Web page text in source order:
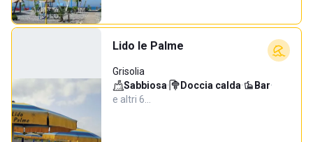
Lido le Palme
Grisolia
Sabbiosa· Doccia calda· Bar·
e altri 6…